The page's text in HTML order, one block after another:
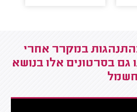
במקרר אחרי
גם בסרטונים אלו בנושא
חשמל